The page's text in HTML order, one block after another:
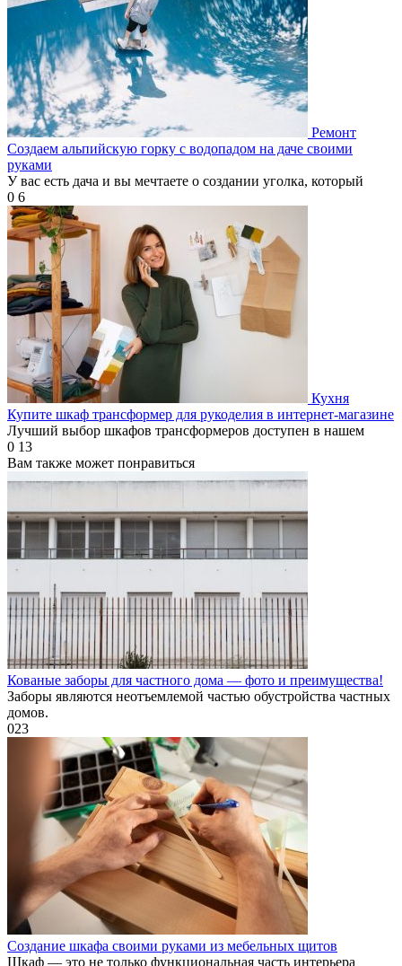
Ремонт
Создаем альпийскую горку с водопадом на даче своими
руками
У вас есть дача и вы мечтаете о создании уголка, который
0 6
Кухня
Купите шкаф трансформер для рукоделия в интернет-магазине
Лучший выбор шкафов трансформеров доступен в нашем
0 13
Вам также может понравиться
Кованые заборы для частного дома — фото и преимущества!
Заборы являются неотъемлемой частью обустройства частных
домов.
023
Создание шкафа своими руками из мебельных щитов
Шкаф — это не только функциональная часть интерьера